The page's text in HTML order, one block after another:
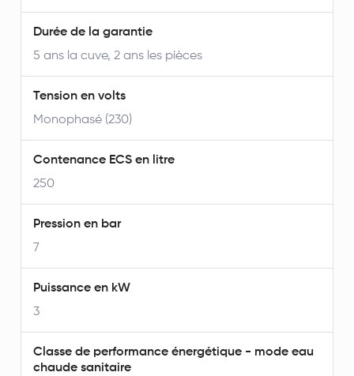
Durée de la garantie
5 ans la cuve, 2 ans les pièces
Tension en volts
Monophasé (230)
Contenance ECS en litre
250
Pression en bar
7
Puissance en kW
3
Classe de performance énergétique - mode eau
chaude sanitaire